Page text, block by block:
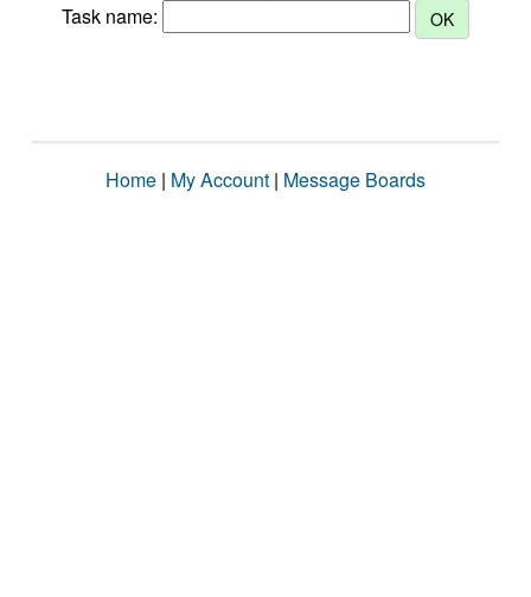
Task name:
Home | My Account | Message Boards